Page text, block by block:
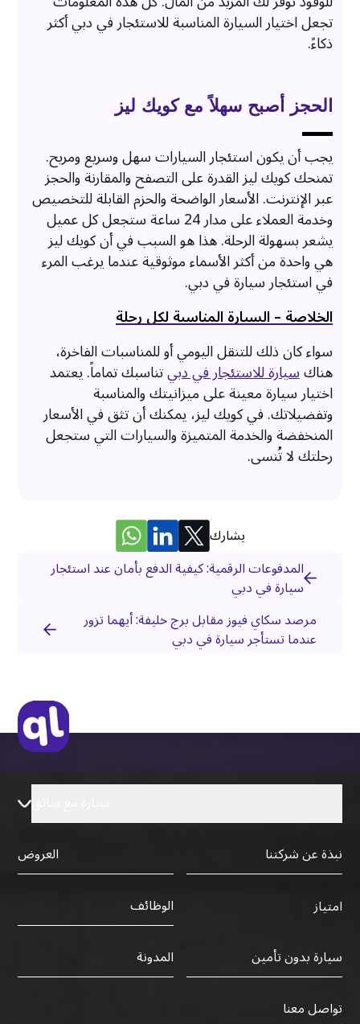
تجعل اختيار السيارة المناسبة للاستئجار في دبي أكثر
ذكاءً.
الحجز أصبح سهلاً مع كويك ليز
يجب أن يكون استئجار السيارات سهل وسريع ومريح.
تمنحك كويك ليز القدرة على التصفح والمقارنة والحجز
عبر الإنترنت. الأسعار الواضحة والحزم القابلة للتخصيص
وخدمة العملاء على مدار 24 ساعة ستجعل كل عميل
يشعر بسهولة الرحلة. هذا هو السبب في أن كويك ليز
هي واحدة من أكثر الأسماء موثوقية عندما يرغب المرء
في استئجار سيارة في دبي.
الخلاصة – السيارة المناسبة لكل رحلة
سواء كان ذلك للتنقل اليومي أو للمناسبات الفاخرة،
هناكسيارة للاستئجار في دبيتناسبك تماماً. يعتمد
اختيار سيارة معينة على ميزانيتك والمناسبة
وتفضيلاتك. في كويك ليز، يمكنك أن تثق في الأسعار
المنخفضة والخدمة المتميزة والسيارات التي ستجعل
رحلتك لا تُنسى.
يشارك
المدفوعات الرقمية: كيفية الدفع بأمان عند استئجار
سيارة في دبي
مرصد سكاي فيوز مقابل برج خليفة: أيهما تزور
عندما تستأجر سيارة في دبي
نبذة عن شركتنا
العروض
امتياز
الوظائف
سيارة بدون تأمين
المدونة
تواصل معنا